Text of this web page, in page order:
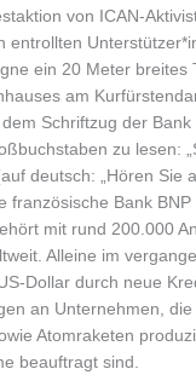
von ICAN-
entrollten
ein 20 Meter breites
am
Schriftzug der
zu lesen:
deutsch: „Hören Sie
französische Bank
mit rund 200.000
Alleine im
Dollar durch neue
an Unternehmen, die
Atomraketen
beauftragt sind.